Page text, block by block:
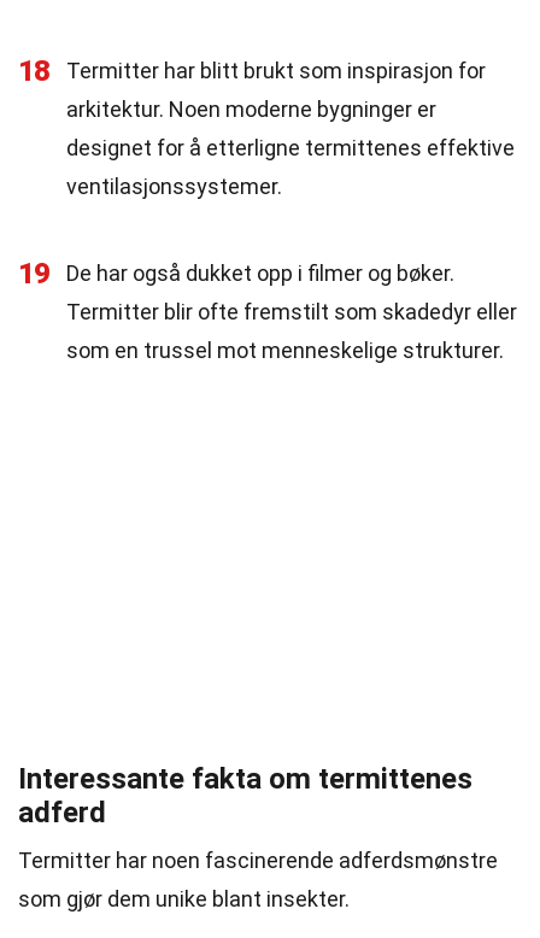
18
Termitter har blitt brukt som inspirasjon for
arkitektur. Noen moderne bygninger er
designet for å etterligne termittenes effektive
ventilasjonssystemer.
19
De har også dukket opp i filmer og bøker.
Termitter blir ofte fremstilt som skadedyr eller
som en trussel mot menneskelige strukturer.
Interessante fakta om termittenes
adferd
Termitter har noen fascinerende adferdsmønstre
som gjør dem unike blant insekter.